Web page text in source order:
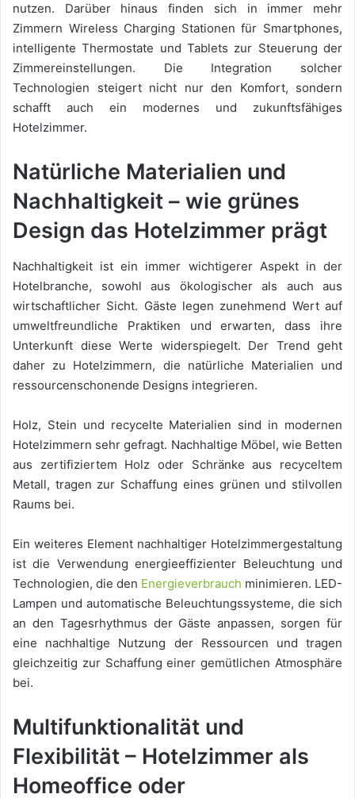
nutzen. Darüber hinaus finden sich in immer mehr
Zimmern Wireless Charging Stationen für Smartphones,
intelligente Thermostate und Tablets zur Steuerung der
Zimmereinstellungen. Die Integration solcher
Technologien steigert nicht nur den Komfort, sondern
schafft auch ein modernes und zukunftsfähiges
Hotelzimmer.
Natürliche Materialien und
Nachhaltigkeit – wie grünes
Design das Hotelzimmer prägt
Nachhaltigkeit ist ein immer wichtigerer Aspekt in der
Hotelbranche, sowohl aus ökologischer als auch aus
wirtschaftlicher Sicht. Gäste legen zunehmend Wert auf
umweltfreundliche Praktiken und erwarten, dass ihre
Unterkunft diese Werte widerspiegelt. Der Trend geht
daher zu Hotelzimmern, die natürliche Materialien und
ressourcenschonende Designs integrieren.
Holz, Stein und recycelte Materialien sind in modernen
Hotelzimmern sehr gefragt. Nachhaltige Möbel, wie Betten
aus zertifiziertem Holz oder Schränke aus recyceltem
Metall, tragen zur Schaffung eines grünen und stilvollen
Raums bei.
Ein weiteres Element nachhaltiger Hotelzimmergestaltung
ist die Verwendung energieeffizienter Beleuchtung und
Technologien, die den Energieverbrauch minimieren. LED-
Lampen und automatische Beleuchtungssysteme, die sich
an den Tagesrhythmus der Gäste anpassen, sorgen für
eine nachhaltige Nutzung der Ressourcen und tragen
gleichzeitig zur Schaffung einer gemütlichen Atmosphäre
bei.
Multifunktionalität und
Flexibilität – Hotelzimmer als
Homeoffice oder